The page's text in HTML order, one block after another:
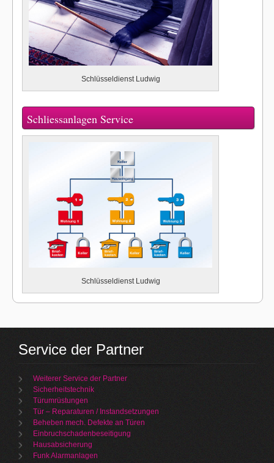
Schlüsseldienst Ludwig
Schliessanlagen Service
Schlüsseldienst Ludwig
Service der Partner
Weiterer Service der Partner
Sicherheitstechnik
Türumrüstungen
Tür – Reparaturen / Instandsetzungen
Beheben mech. Defekte an Türen
Einbruchschadenbeseitigung
Hausabsicherung
Funk Alarmanlagen